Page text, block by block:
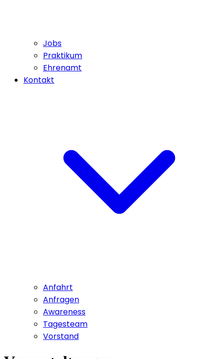
Jobs
Praktikum
Ehrenamt
Kontakt
Anfahrt
Anfragen
Awareness
Tagesteam
Vorstand